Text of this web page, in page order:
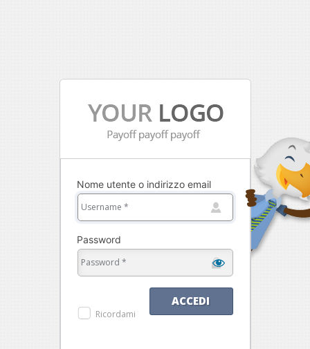
Nome utente o indirizzo email
Password
Ricordami